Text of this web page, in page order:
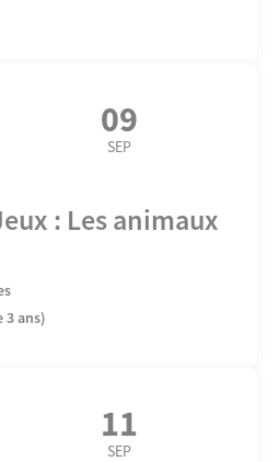
09
SEP
: Les animaux
3 ans)
11
SEP